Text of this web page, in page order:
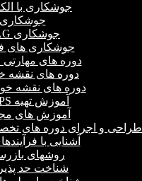
جوشکاری با
جوشکاری TIG
جوشکاری Mig/MAG
جوشکاری های
دوره های
دوره های نقشه
دوره های نقشه
آموزش تهیه WPS و POR
آموزش های
طراحی و اجرای دوره های
آشنایی با
روشهای
شناخت حد